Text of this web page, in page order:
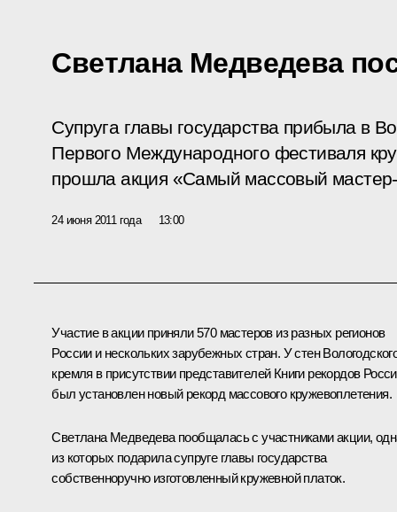
Светлана Медведева
Супруга главы государства прибыла в
Первого Международного фестиваля
прошла акция «Самый массовый
24 июня 2011 года 13:00
Участие в акции приняли 570 мастеров из разных регионов
России и нескольких зарубежных стран. У стен
кремля в присутствии представителей Книги рекордов
был установлен новый рекорд массового кружевоплетения.
Светлана Медведева пообщалась с участниками акции,
из которых подарила супруге главы государства
собственноручно изготовленный кружевной платок.